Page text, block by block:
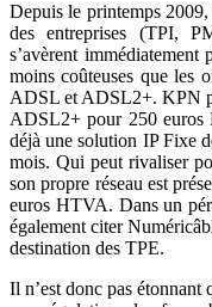
Depuis le printemps
des entreprises (TPI,
s’avèrent
moins coûteuses que les
ADSL et ADSL2+. KPN
ADSL2+ pour 250 euros
déjà une solution IP Fixe
mois. Qui peut rivaliser
son propre réseau est
euros HTVA. Dans un
également citer
destination des TPE.
Il n’est donc pas étonnant